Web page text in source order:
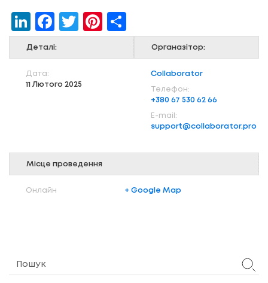
LinkedIn
Facebook
TwitterPinterest
Деталі:
Дата:
11 Лютого 2025
Органазітор:
Collaborator
Телефон:
+380 67 530 62 66
Е-mail:
support@collaborator.pro
Місце проведення
Онлайн + Google Map